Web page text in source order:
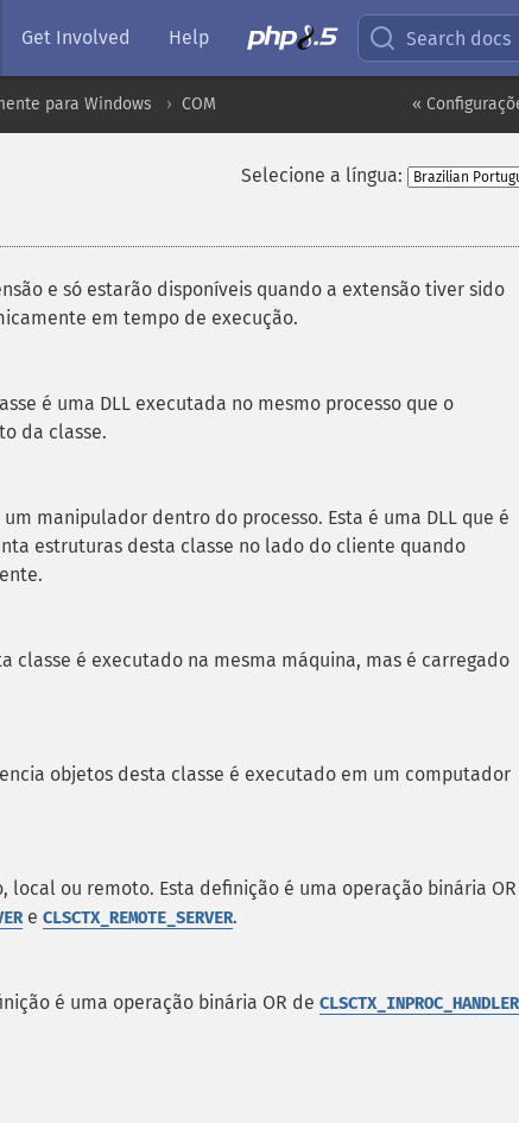
Get Involved Help Search docs
«
para Windows COM
Selecione a língua:
e só estarão disponíveis quando a extensão tiver sido
em tempo de execução.
é uma DLL executada no mesmo processo que o
da classe.
manipulador dentro do processo. Esta é uma DLL que é
estruturas desta classe no lado do cliente quando
classe é executado na mesma máquina, mas é carregado
objetos desta classe é executado em um computador
local ou remoto. Esta definição é uma operação binária OR
e CLSCTX_REMOTE_SERVER.
é uma operação binária OR de CLSCTX_INPROC_HANDLER